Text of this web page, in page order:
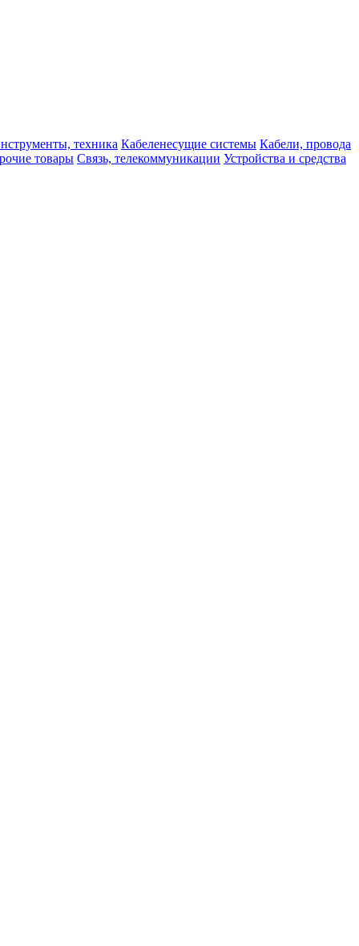
техника Кабеленесущие системы Кабели, провода
товары Связь, телекоммуникации Устройства и средства